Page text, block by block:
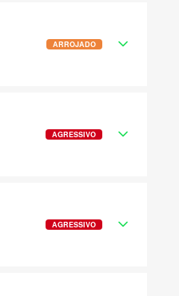
ARROJADO
AGRESSIVO
AGRESSIVO